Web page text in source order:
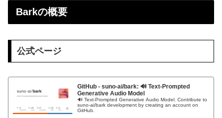
Barkの概要
公式ページ
GitHub - suno-ai/bark: 🔊 Text-Prompted
Generative Audio Model
🔊 Text-Prompted Generative Audio Model. Contribute to
suno-ai/bark development by creating an account on
GitHub.